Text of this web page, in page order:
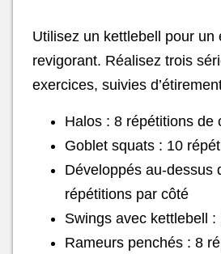
Utilisez un kettlebell pour un
revigorant. Réalisez trois
exercices, suivies
Halos : 8 répétitions de
Goblet squats : 10
Développés au-dessus
répétitions par côté
Swings avec kettlebell
Rameurs penchés : 8